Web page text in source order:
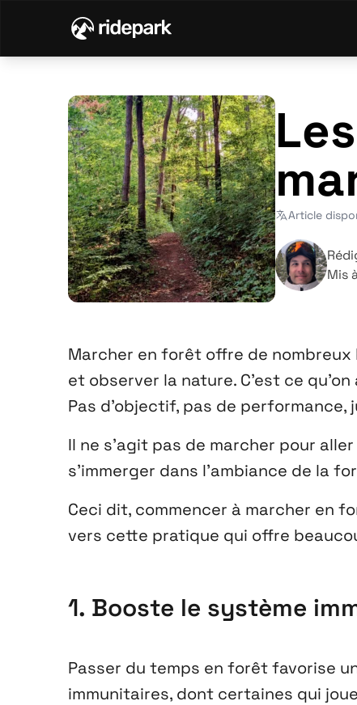
Article
Mis
Marcher en forêt offre de
et observer la nature. C’est ce
Pas d’objectif, pas de
Il ne s’agit pas de marcher pour
s’immerger dans l’ambiance de la
Ceci dit, commencer à marcher en
vers cette pratique qui offre
1. Booste le système
Passer du temps en forêt favorise
immunitaires, dont certaines qui